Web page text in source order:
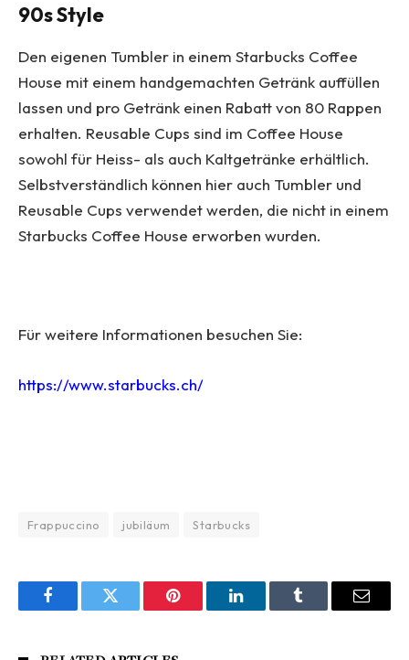
90s Style
Den eigenen Tumbler in einem Starbucks Coffee
House mit einem handgemachten Getränk auffüllen
lassen und pro Getränk einen Rabatt von 80 Rappen
erhalten. Reusable Cups sind im Coffee House
sowohl für Heiss- als auch Kaltgetränke erhältlich.
Selbstverständlich können hier auch Tumbler und
Reusable Cups verwendet werden, die nicht in einem
Starbucks Coffee House erworben wurden.
Für weitere Informationen besuchen Sie:
https://www.starbucks.ch/
Frappuccino jubiläum Starbucks
FacebookTwitter Pinterest LinkedInTumblr Email